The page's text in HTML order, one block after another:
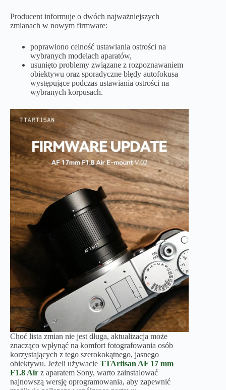
Producent informuje o dwóch najważniejszych
zmianach w nowym firmware:
poprawiono celność ustawiania ostrości na
wybranych modelach aparatów,
usunięto problemy związane z rozpoznawaniem
obiektywu oraz sporadyczne błędy autofokusa
występujące podczas ustawiania ostrości na
wybranych korpusach.
Choć lista zmian nie jest długa, aktualizacja może
znacząco wpłynąć na komfort fotografowania osób
korzystających z tego szerokokątnego, jasnego
obiektywu. Jeżeli używacie TTArtisan AF 17 mm
F1.8 Air z aparatem Sony, warto zainstalować
najnowszą wersję oprogramowania, aby zapewnić